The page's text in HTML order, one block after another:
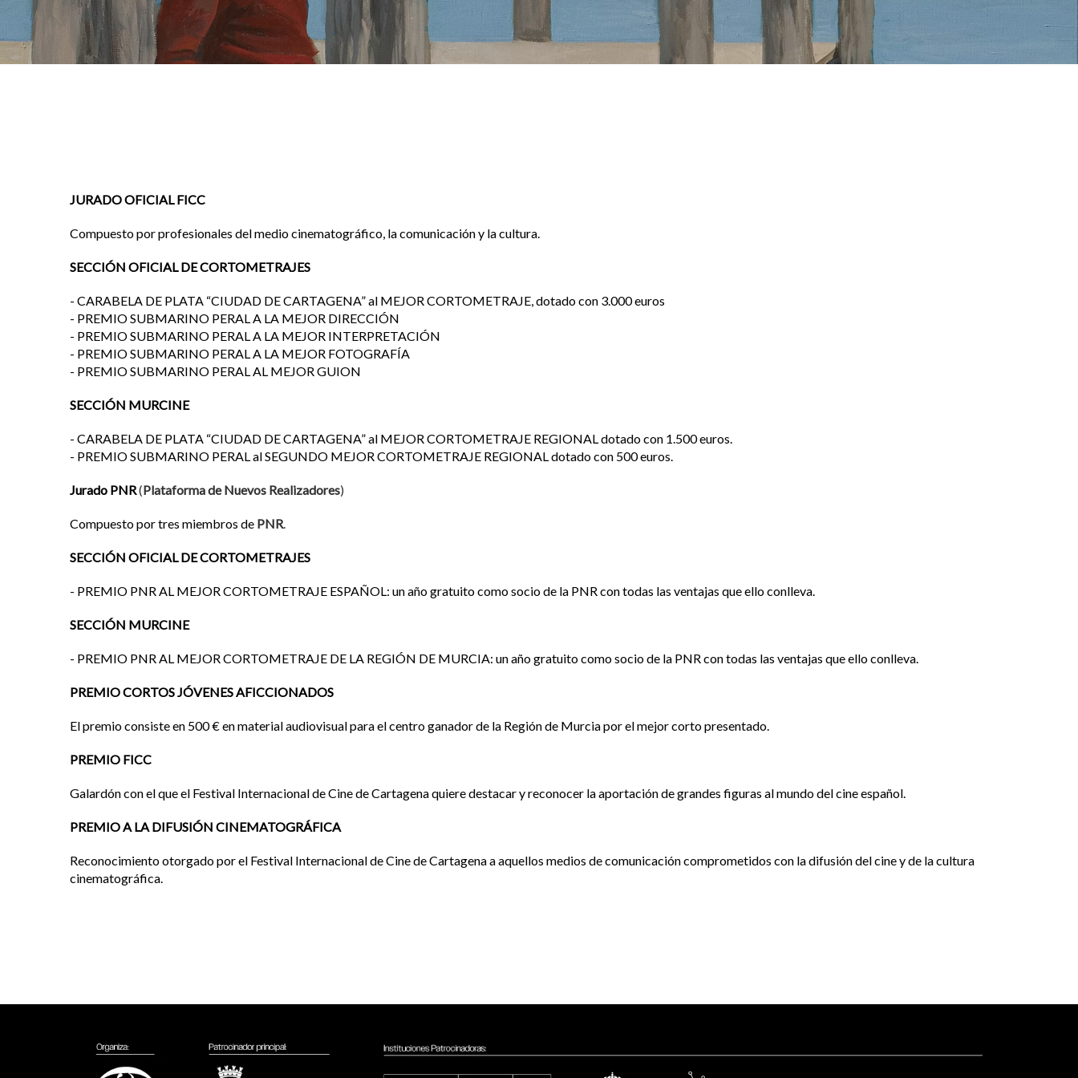
JURADO OFICIAL FICC
Compuesto por profesionales del medio cinematográfico, la comunicación y la cultura.
SECCIÓN OFICIAL DE CORTOMETRAJES
- CARABELA DE PLATA “CIUDAD DE CARTAGENA” al MEJOR CORTOMETRAJE, dotado con 3.000 euros
- PREMIO SUBMARINO PERAL A LA MEJOR DIRECCIÓN
- PREMIO SUBMARINO PERAL A LA MEJOR INTERPRETACIÓN
- PREMIO SUBMARINO PERAL A LA MEJOR FOTOGRAFÍA
- PREMIO SUBMARINO PERAL AL MEJOR GUION
SECCIÓN MURCINE
- CARABELA DE PLATA “CIUDAD DE CARTAGENA” al MEJOR CORTOMETRAJE REGIONAL dotado con 1.500 euros.
- PREMIO SUBMARINO PERAL al SEGUNDO MEJOR CORTOMETRAJE REGIONAL dotado con 500 euros.
Jurado PNR(Plataforma de Nuevos Realizadores)
Compuesto por tres miembros de PNR.
SECCIÓN OFICIAL DE CORTOMETRAJES
- PREMIO PNR AL MEJOR CORTOMETRAJE ESPAÑOL: un año gratuito como socio de la PNR con todas las ventajas que ello conlleva.
SECCIÓN MURCINE
- PREMIO PNR AL MEJOR CORTOMETRAJE DE LA REGIÓN DE MURCIA: un año gratuito como socio de la PNR con todas las ventajas que ello conlleva.
PREMIO CORTOS JÓVENES AFICCIONADOS
El premio consiste en 500 € en material audiovisual para el centro ganador de la Región de Murcia por el mejor corto presentado.​
PREMIO FICC
Galardón con el que el Festival Internacional de Cine de Cartagena quiere destacar y reconocer la aportación de grandes figuras al mundo del cine español.
PREMIO A LA DIFUSIÓN CINEMATOGRÁFICA
Reconocimiento otorgado por el Festival Internacional de Cine de Cartagena a aquellos medios de comunicación comprometidos con la difusión del cine y de la cultura
cinematográfica.